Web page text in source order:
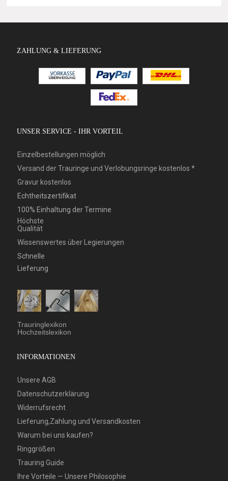
ZAHLUNG & LIEFERUNG
UNSER SERVICE - IHR VORTEIL
Einzelbestellungen möglich
Versand der Trauringe und Verlobungsringe kostenlos *
Gravur kostenlos
Echtheitszertifikat
100% Einhaltung der Termine
Höchste
Qualität
Wissenswertes über Legierungen
Schnelle
Lieferung
Trauringlexikon
Hochzeitslexikon
INFORMATIONEN
Unsere AGB
Datenschutzerklärung
Widerrufsrecht
Lieferung,Zahlung und Versandkosten
Warum bei uns kaufen?
Ringgrößen
Trauring Guide
Ihre Vorteile — Unsere Philosophie